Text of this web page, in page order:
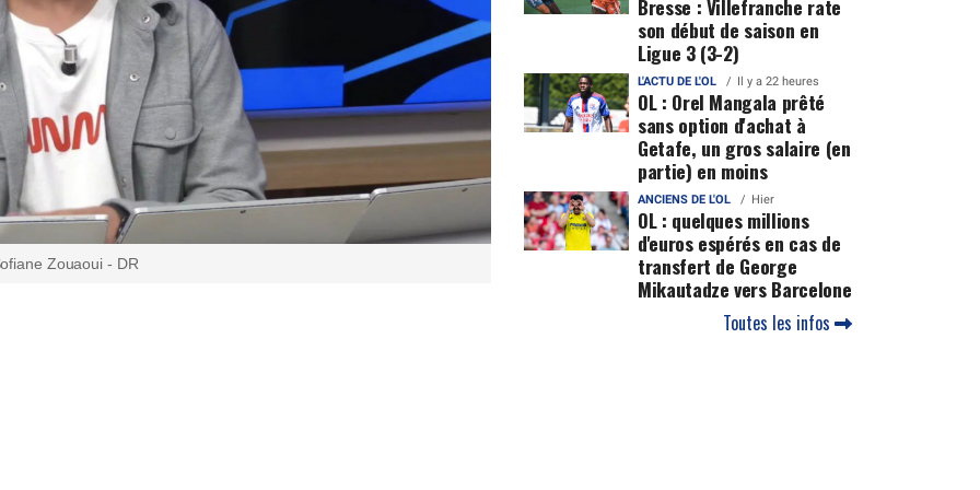
Zouaoui - DR
Bresse : Villefranche rate
son début de saison en
Ligue 3 (3-2)
L'ACTU DE L'OL Il y a 22 heures
OL : Orel Mangala prêté
sans option d'achat à
Getafe, un gros salaire (en
partie) en moins
ANCIENS DE L'OL Hier
OL : quelques millions
d'euros espérés en cas de
transfert de George
Mikautadze vers Barcelone
Toutes les infos